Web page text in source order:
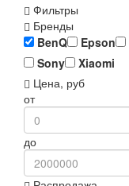
Фильтры
Бренды
BenQ
Epson
Sony
Xiaomi
Цена, руб
от
до